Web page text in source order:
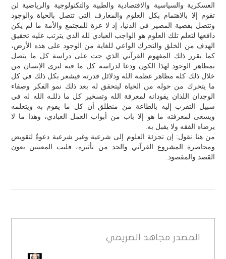
العسكرية والسياسية والاقتصادية والطبية والتكنولوجية والرياضية لن
تقوم إلا بالاهتمام بكل العلوم والمعارف التي تتصل بالحياة والوجود
وتتصل بقضية المصير في الدنيا، إذ لا عزة للمجتمع والأمة ما لم يكن
دافعها لتعلم تلك العلوم هو الواجب العبادي لله الذي يترتب عليه تحقيق
الهدف من الخلق والتحرك الواعي للغاية من الوجود على هذه الأرض،
كما يقرر ذلك المفهوم القرآني الذي حث على دراسة كل ما يتصل
بمظاهر الوجود لهذا الكون ودعا لدراسة كل ما فيه ليرى الإنسان من
خلال ذلك كله مظاهر عظمة الله ودلائل قدرته فيشعر بكل ذلك في كل
ما يتحرك من حوله من الحياة ليتحقق له بعد ذلك نمو الفكر وصفاء
الوجدان اللذان يقودانه لمعرفة الله وتسخير كل ما ذللـه الله له في
سبيل التقرب إليه بالطاعة من منطلق أن كل ما يقوم به ويتعلمه
ويسعى لمعرفته ما هو إلا باب من أبواب العمل العبادي، وهذا ما لا
يرضاه الفقه ولا يقبل به.
من هنا نقول: إن تجزئة العلوم إلى شرعية وغير شرعية دعوةٌ لتقويض
ومحاصرة المشروع القرآني والحد من تأثيره، فليت المعنيين يعون
القصد والمقصود.
المصدر مجاهد الصريمي